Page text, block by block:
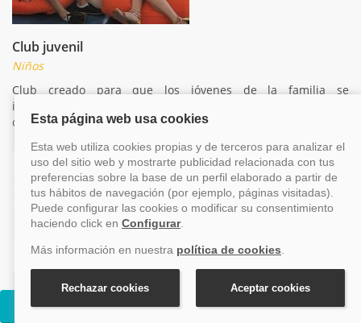
Cruceros Ovation of the Seas
Club juvenil
Niños
Club creado para que los jóvenes de la familia se
interrelacionen con más pasajeros de su edad y se diviertan
compartiendo juegos y actividades.
Centro Médico
Otros